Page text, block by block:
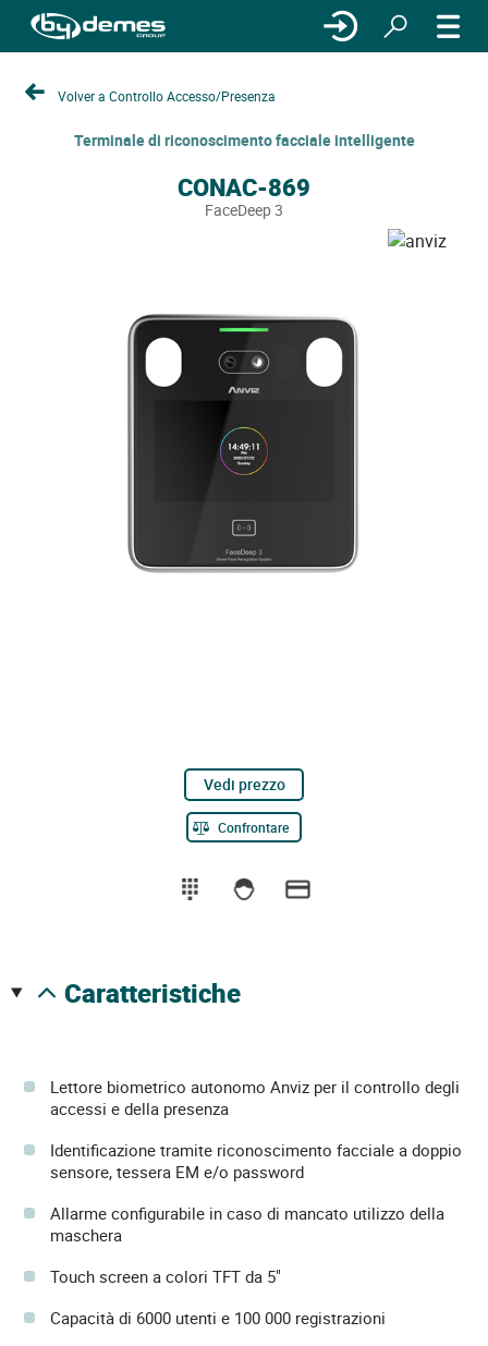
Volver a Controllo Accesso/Presenza
Terminale di riconoscimento facciale intelligente
CONAC-869
FaceDeep 3
Vedi prezzo
Confrontare
caratteristiche
Lettore biometrico autonomo Anviz per il controllo degli
accessi e della presenza
Identificazione tramite riconoscimento facciale a doppio
sensore, tessera EM e/o password
Allarme configurabile in caso di mancato utilizzo della
maschera
Touch screen a colori TFT da 5"
Capacità di 6000 utenti e 100 000 registrazioni